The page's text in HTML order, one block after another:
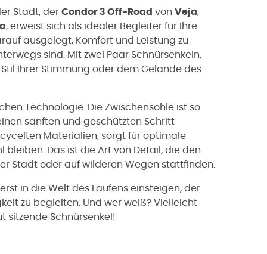
Stadt, der Condor 3 Off-Road von Veja,
, erweist sich als idealer Begleiter für Ihre
ausgelegt, Komfort und Leistung zu
sind. Mit zwei Paar Schnürsenkeln,
Ihrer Stimmung oder dem Gelände des
Technologie. Die Zwischensohle ist so
sanften und geschützten Schritt
Materialien, sorgt für optimale
Das ist die Art von Detail, die den
Stadt oder auf wilderen Wegen stattfinden.
in die Welt des Laufens einsteigen, der
zu begleiten. Und wer weiß? Vielleicht
sitzende Schnürsenkel!